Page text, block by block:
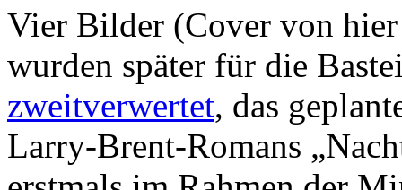
Vier Bilder (Cover von
wurden später für die
zweitverwertet, das
Larry-Brent-Romans